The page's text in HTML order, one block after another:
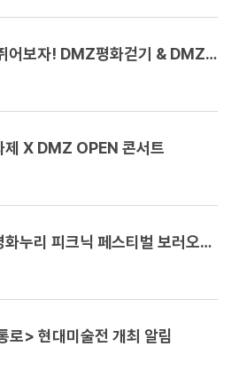
가을엔 DMZ를 걷고 뛰어보자! DMZ평화걷기 & DMZ평화마라톤 안내
제 X DMZ OPEN 콘서트
DMZ 평화콘서트 & 평화누리 피크닉 페스티벌 보러오세요!
> 현대미술전 개최 알림